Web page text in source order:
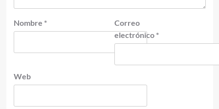
Nombre *
Correo
electrónico *
Web